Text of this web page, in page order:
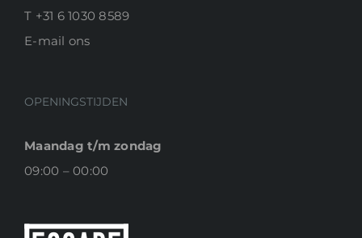
T +31 6 1030 8589
E-mail ons
OPENINGSTIJDEN
Maandag t/m zondag
09:00 – 00:00